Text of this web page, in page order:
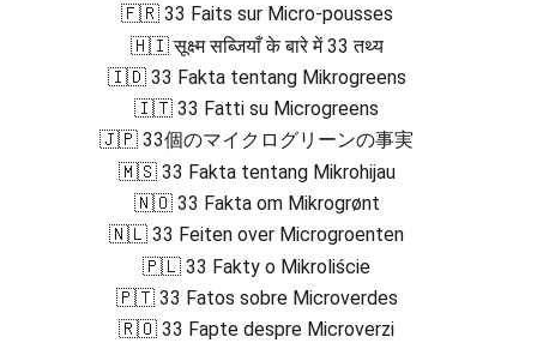
🇫🇷 33 Faits sur Micro-pousses
🇭🇮 सूक्ष्म सब्जियाँ के बारे में 33 तथ्य
🇮🇩 33 Fakta tentang Mikrogreens
🇮🇹 33 Fatti su Microgreens
🇯🇵 33個のマイクログリーンの事実
🇲🇸 33 Fakta tentang Mikrohijau
🇳🇴 33 Fakta om Mikrogrønt
🇳🇱 33 Feiten over Microgroenten
🇵🇱 33 Fakty o Mikroliście
🇵🇹 33 Fatos sobre Microverdes
🇷🇴 33 Fapte despre Microverzi